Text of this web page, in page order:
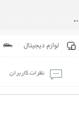
لوازم دیجیتال
نظرات کاربران